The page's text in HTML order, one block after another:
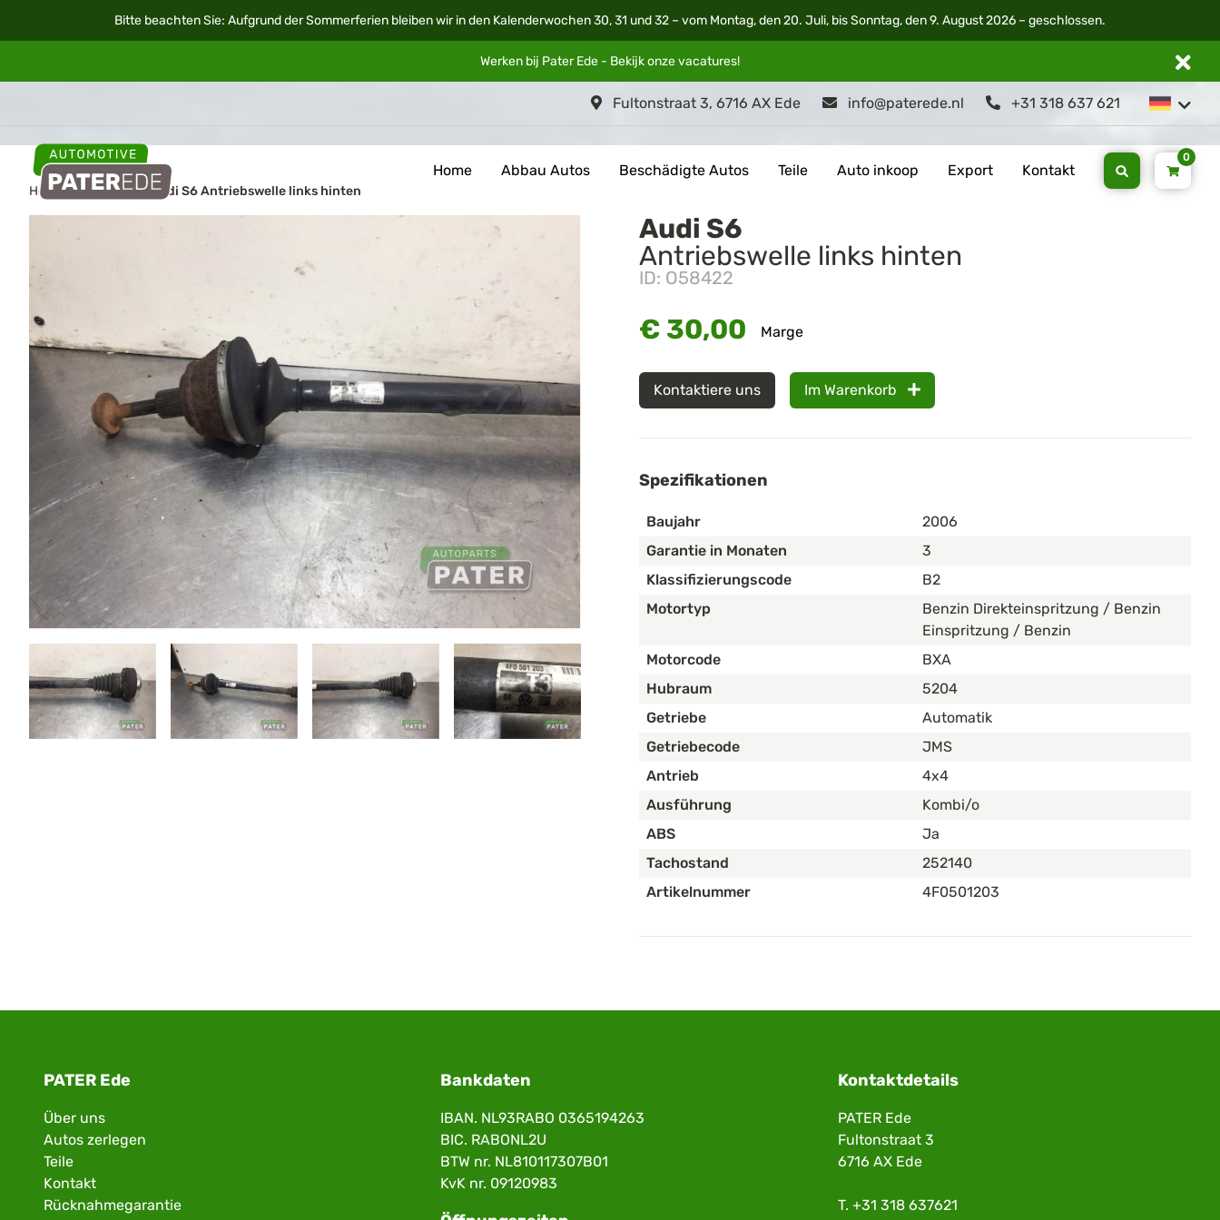
Bitte beachten Sie: Aufgrund der Sommerferien bleiben wir in den Kalenderwochen 30, 31 und 32 – vom Montag, den 20. Juli, bis Sonntag, den 9. August 2026 – geschlossen.
Werken bij Pater Ede - Bekijk onzevacatures!
Fultonstraat 3, 6716 AX Ede info@paterede.nl +31 318 637 621
Home Abbau Autos Beschädigte Autos Teile Auto inkoop Export Kontakt
0
Home Autoteile Audi S6 Antriebswelle links hinten
Audi S6
Antriebswelle links hinten
ID: O58422
€ 30,00 Marge
Kontaktiere uns Im Warenkorb
Spezifikationen
Baujahr
2006
Garantie in Monaten
3
Klassifizierungscode
B2
Motortyp
Benzin Direkteinspritzung / Benzin
Einspritzung / Benzin
Motorcode
BXA
Hubraum
5204
Getriebe
Automatik
Getriebecode
JMS
Antrieb
4x4
Ausführung
Kombi/o
ABS
Ja
Tachostand
252140
Artikelnummer
4F0501203
PATER Ede
Über uns
Autos zerlegen
Teile
Kontakt
Rücknahmegarantie
Bankdaten
IBAN. NL93RABO 0365194263
BIC. RABONL2U
BTW nr. NL810117307B01
KvK nr. 09120983
Kontaktdetails
PATER Ede
Fultonstraat 3
6716 AX Ede
T. +31 318 637621